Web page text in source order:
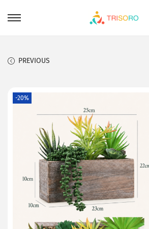
PREVIOUS
-20%